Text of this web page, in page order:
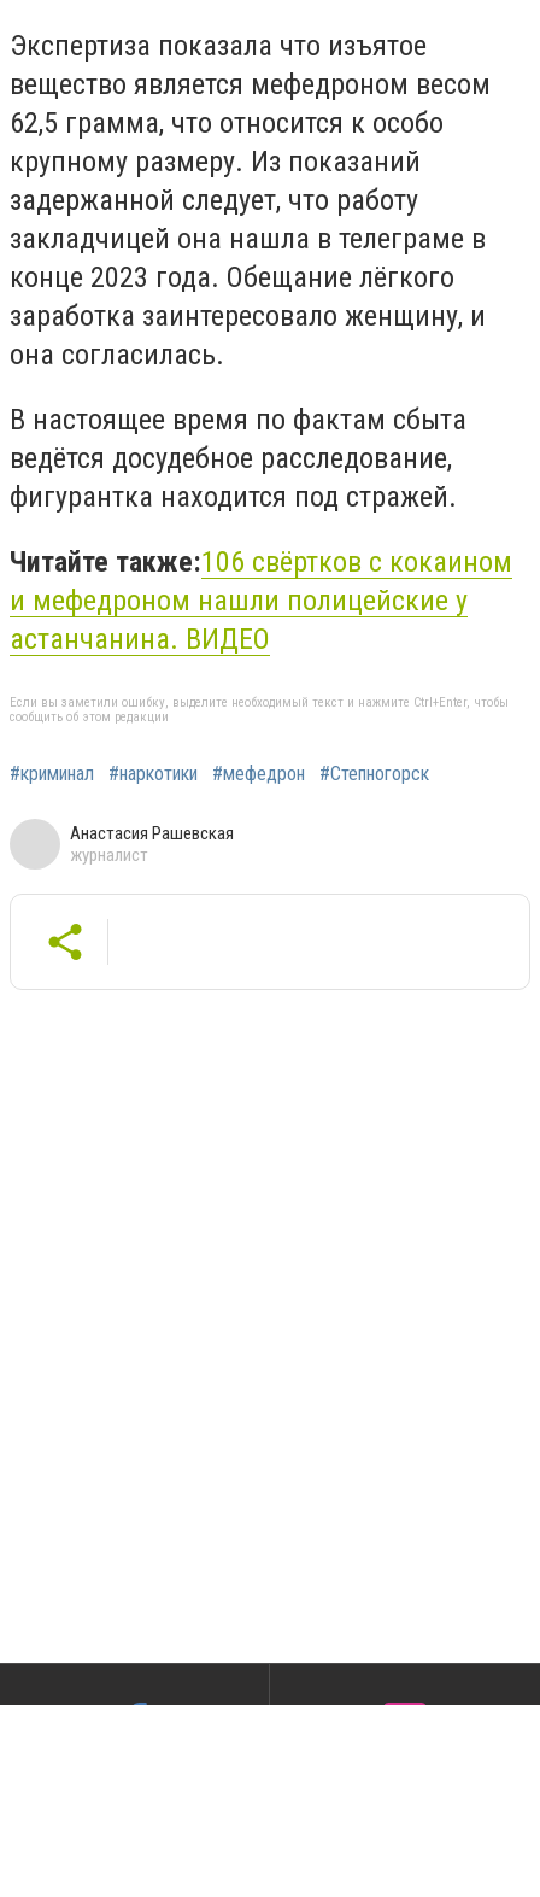
Экспертиза показала что изъятое
вещество является мефедроном весом
62,5 грамма, что относится к особо
крупному размеру. Из показаний
задержанной следует, что работу
закладчицей она нашла в телеграме в
конце 2023 года. Обещание лёгкого
заработка заинтересовало женщину, и
она согласилась.
В настоящее время по фактам сбыта
ведётся досудебное расследование,
фигурантка находится под стражей.
Читайте также:106 свёртков с кокаином
и мефедроном нашли полицейские у
астанчанина. ВИДЕО
Если вы заметили ошибку, выделите необходимый текст и нажмите Ctrl+Enter, чтобы
сообщить об этом редакции
#криминал #наркотики #мефедрон #Степногорск
Анастасия Рашевская
журналист